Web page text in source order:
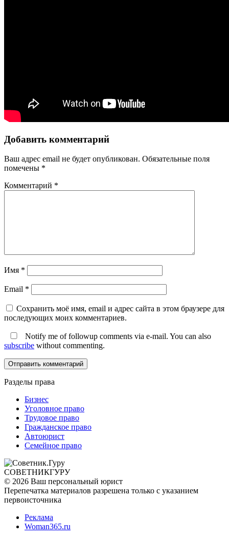
Добавить комментарий
Ваш адрес email не будет опубликован. Обязательные поля
помечены *
Комментарий *
Имя *
Email *
Сохранить моё имя, email и адрес сайта в этом браузере для
последующих моих комментариев.
Notify me of followup comments via e-mail. You can also
subscribe without commenting.
Разделы права
Бизнес
Уголовное право
Трудовое право
Гражданское право
Автоюрист
Семейное право
СОВЕТНИКГУРУ
© 2026 Ваш персональный юрист
Перепечатка материалов разрешена только с указанием
первоисточника
Реклама
Woman365.ru